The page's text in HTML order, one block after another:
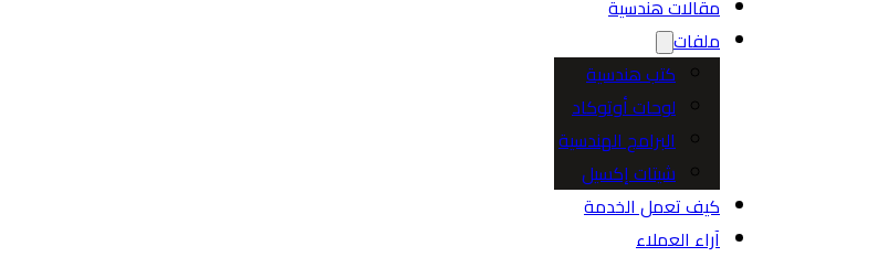
مقالات هندسية
ملفات
كتب هندسية
لوحات أوتوكاد
البرامج الهندسية
شيتات إكسيل
كيف تعمل الخدمة
آراء العملاء